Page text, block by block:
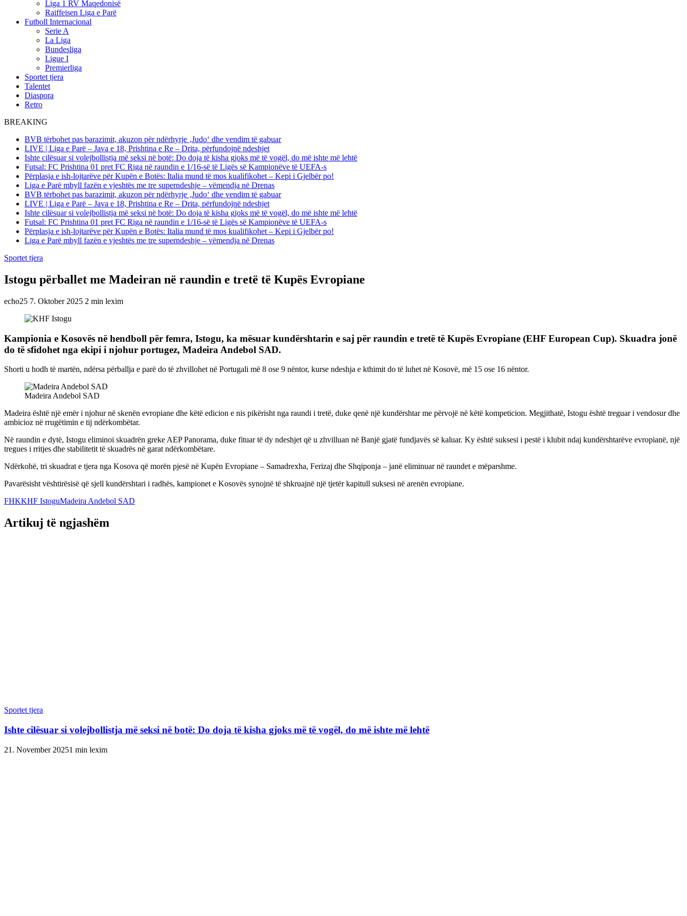
Liga 1 RV Maqedonisë
Raiffeisen Liga e Parë
Futboll Internacional
Serie A
La Liga
Bundesliga
Ligue I
Premierliga
Sportet tjera
Talentet
Diaspora
Retro
BREAKING
BVB tërbohet pas barazimit, akuzon për ndërhyrje ‚Judo‘ dhe vendim të gabuar
LIVE | Liga e Parë – Java e 18, Prishtina e Re – Drita, përfundojnë ndeshjet
Ishte cilësuar si volejbollistja më seksi në botë: Do doja të kisha gjoks më të vogël, do më ishte më lehtë
Futsal: FC Prishtina 01 pret FC Riga në raundin e 1/16-së të Ligës së Kampionëve të UEFA-s
Përplasja e ish-lojtarëve për Kupën e Botës: Italia mund të mos kualifikohet – Kepi i Gjelbër po!
Liga e Parë mbyll fazën e vjeshtës me tre superndeshje – vëmendja në Drenas
BVB tërbohet pas barazimit, akuzon për ndërhyrje ‚Judo‘ dhe vendim të gabuar
LIVE | Liga e Parë – Java e 18, Prishtina e Re – Drita, përfundojnë ndeshjet
Ishte cilësuar si volejbollistja më seksi në botë: Do doja të kisha gjoks më të vogël, do më ishte më lehtë
Futsal: FC Prishtina 01 pret FC Riga në raundin e 1/16-së të Ligës së Kampionëve të UEFA-s
Përplasja e ish-lojtarëve për Kupën e Botës: Italia mund të mos kualifikohet – Kepi i Gjelbër po!
Liga e Parë mbyll fazën e vjeshtës me tre superndeshje – vëmendja në Drenas
Sportet tjera
Istogu përballet me Madeiran në raundin e tretë të Kupës Evropiane
echo25 7. Oktober 2025 2 min lexim
Kampionia e Kosovës në hendboll për femra, Istogu, ka mësuar kundërshtarin e saj për raundin e tretë të Kupës Evropiane (EHF European Cup). Skuadra jonë
do të sfidohet nga ekipi i njohur portugez, Madeira Andebol SAD.
Shorti u hodh të martën, ndërsa përballja e parë do të zhvillohet në Portugali më 8 ose 9 nëntor, kurse ndeshja e kthimit do të luhet në Kosovë, më 15 ose 16 nëntor.
Madeira Andebol SAD
Madeira është një emër i njohur në skenën evropiane dhe këtë edicion e nis pikërisht nga raundi i tretë, duke qenë një kundërshtar me përvojë në këtë kompeticion. Megjithatë, Istogu është treguar i vendosur dhe
ambicioz në rrugëtimin e tij ndërkombëtar.
Në raundin e dytë, Istogu eliminoi skuadrën greke AEP Panorama, duke fituar të dy ndeshjet që u zhvilluan në Banjë gjatë fundjavës së kaluar. Ky është suksesi i pestë i klubit ndaj kundërshtarëve evropianë, një
tregues i rritjes dhe stabilitetit të skuadrës në garat ndërkombëtare.
Ndërkohë, tri skuadrat e tjera nga Kosova që morën pjesë në Kupën Evropiane – Samadrexha, Ferizaj dhe Shqiponja – janë eliminuar në raundet e mëparshme.
Pavarësisht vështirësisë që sjell kundërshtari i radhës, kampionet e Kosovës synojnë të shkruajnë një tjetër kapitull suksesi në arenën evropiane.
FHKKHF IstoguMadeira Andebol SAD
Artikuj të ngjashëm
Sportet tjera
Ishte cilësuar si volejbollistja më seksi në botë: Do doja të kisha gjoks më të vogël, do më ishte më lehtë
21. November 20251 min lexim